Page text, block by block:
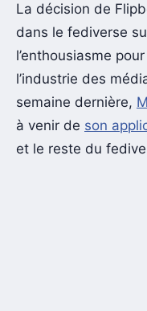
La décision de
dans le fediverse
l’enthousiasme
l’industrie des
semaine dernière,
à venir de son
et le reste du